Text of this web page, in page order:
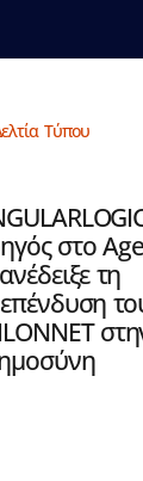
Τύπου
στο
τη